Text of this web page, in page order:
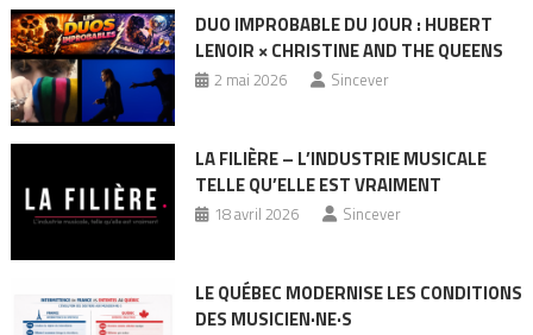
DUO IMPROBABLE DU JOUR : HUBERT
LENOIR × CHRISTINE AND THE QUEENS
2 mai 2026 Sincever
LA FILIÈRE – L’INDUSTRIE MUSICALE
TELLE QU’ELLE EST VRAIMENT
18 avril 2026 Sincever
LE QUÉBEC MODERNISE LES CONDITIONS
DES MUSICIEN·NE·S